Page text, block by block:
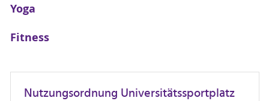
Yoga
Fitness
Nutzungsordnung Universitätssportplatz